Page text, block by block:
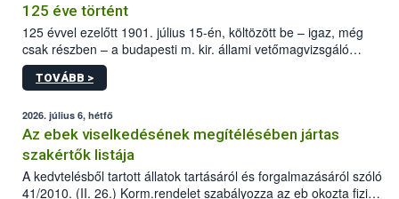
125 éve történt
125 évvel ezelőtt 1901. július 15-én, költözött be – igaz, még
csak részben – a budapesti m. kir. állami vetőmagvizsgáló
állomás a Kis Rókus utca 15. szám alatti, Czigler Győző által
tervezett új épületébe.
TOVÁBB >
2026. július 6, hétfő
Az ebek viselkedésének megítélésében jártas
szakértők listája
A kedvtelésből tartott állatok tartásáról és forgalmazásáról szóló
41/2010. (II. 26.) Korm.rendelet szabályozza az eb okozta fizikai